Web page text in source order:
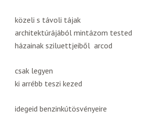
közeli s távoli tájak
architektúrájából mintázom tested
házainak sziluettjeiből arcod
csak legyen
ki arrébb teszi kezed
idegeid benzinkútösvényeire